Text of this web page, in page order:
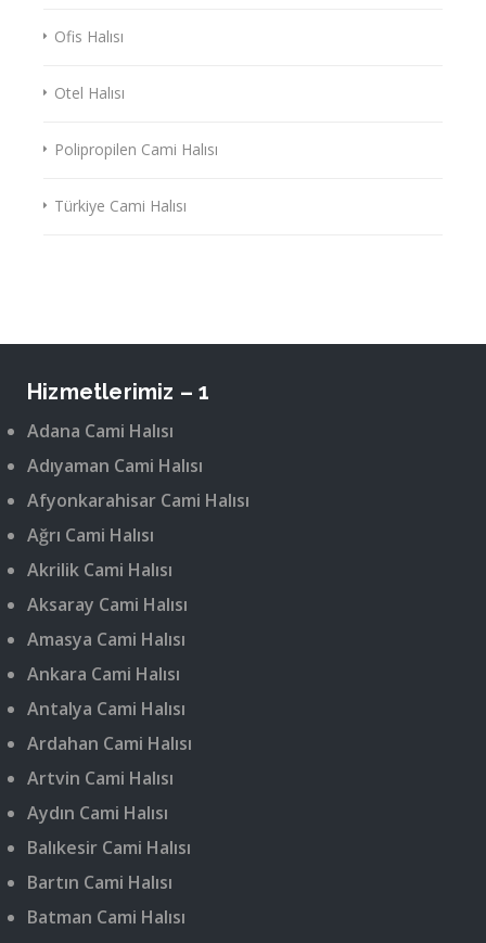
Ofis Halısı
Otel Halısı
Polipropilen Cami Halısı
Türkiye Cami Halısı
Hizmetlerimiz – 1
Adana Cami Halısı
Adıyaman Cami Halısı
Afyonkarahisar Cami Halısı
Ağrı Cami Halısı
Akrilik Cami Halısı
Aksaray Cami Halısı
Amasya Cami Halısı
Ankara Cami Halısı
Antalya Cami Halısı
Ardahan Cami Halısı
Artvin Cami Halısı
Aydın Cami Halısı
Balıkesir Cami Halısı
Bartın Cami Halısı
Batman Cami Halısı